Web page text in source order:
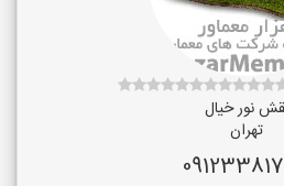
نور خیال
تهران